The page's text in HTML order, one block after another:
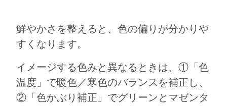
鮮やかさを整えると、色の偏りが分かりや
すくなります。
イメージする色みと異なるときは、①「色
温度」で暖色／寒色のバランスを補正し、
②「色かぶり補正」でグリーンとマゼンタ